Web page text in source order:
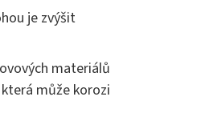
je zvýšit
materiálů
může korozi